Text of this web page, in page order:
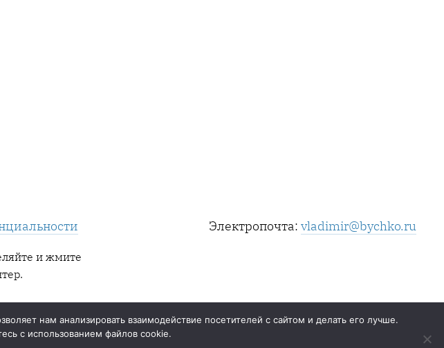
и жмите
Электропочта: vladimir@bychko.ru
нам анализировать взаимодействие посетителей с сайтом и делать его лучше.
с использованием файлов cookie.